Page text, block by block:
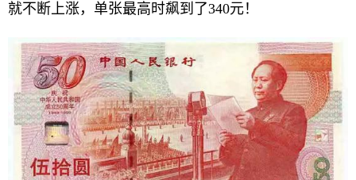
就不断上涨，单张最高时飙到了340元！